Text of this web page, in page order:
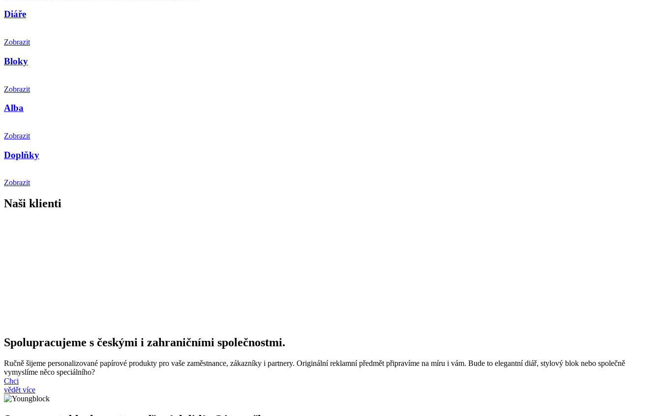
Diáře
Zobrazit
Bloky
Zobrazit
Alba
Zobrazit
Doplňky
Zobrazit
Naši klienti
Spolupracujeme s českými i zahraničními společnostmi.
Ručně šijeme personalizované papírové produkty pro vaše zaměstnance, zákazníky i partnery. Originální reklamní předmět připravíme na míru i vám. Bude to elegantní diář, stylový blok nebo společně
vymyslíme něco speciálního?
Chci
vědět více